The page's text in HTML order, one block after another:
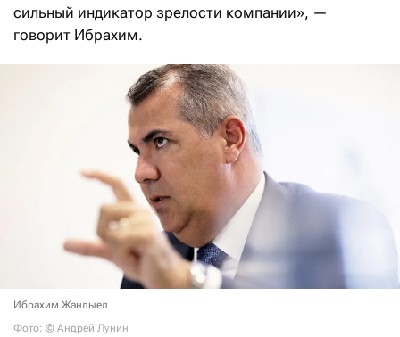
сильный индикатор зрелости компании», —
говорит Ибрахим.
Ибрахим Жанлыел
Фото: © Андрей Лунин